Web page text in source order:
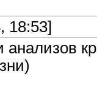
18:53]
анализов